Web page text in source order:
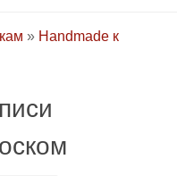
» Handmade к